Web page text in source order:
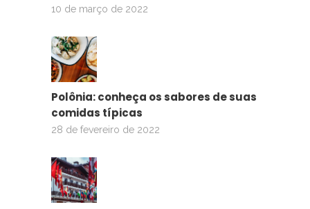
10 de março de 2022
Polônia: conheça os sabores de suas
comidas típicas
28 de fevereiro de 2022